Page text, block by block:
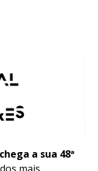
a sua 48ª